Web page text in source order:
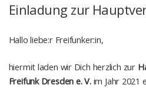
Einladung zur
Hallo liebe:r Freifunker:in,
hiermit laden wir Dich herzlich zur
Freifunk Dresden e. V.im Jahr 2021